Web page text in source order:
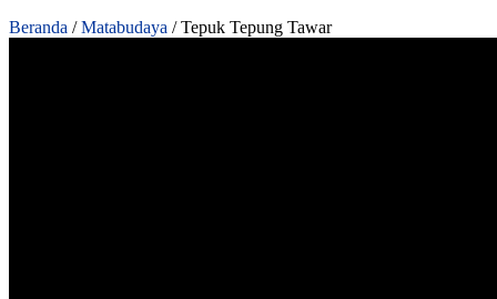
Beranda / Matabudaya / Tepuk Tepung Tawar